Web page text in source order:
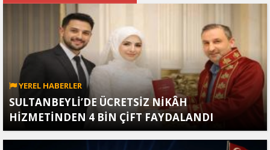
YEREL HABERLER
SULTANBEYLİ’DE ÜCRETSİZ NİKÂH
HİZMETİNDEN 4 BİN ÇİFT FAYDALANDI